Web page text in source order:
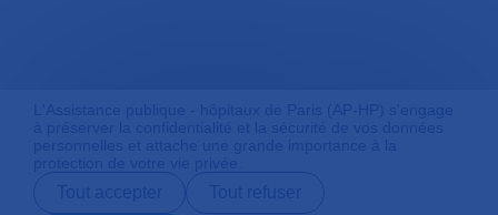
L'Assistance publique - hôpitaux de Paris (AP-HP) s'engage
à préserver la confidentialité et la sécurité de vos données
personnelles et attache une grande importance à la
protection de votre vie privée.
Tout accepter Tout refuser